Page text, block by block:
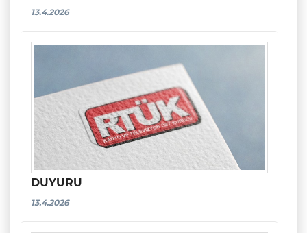
13.4.2026
DUYURU
13.4.2026